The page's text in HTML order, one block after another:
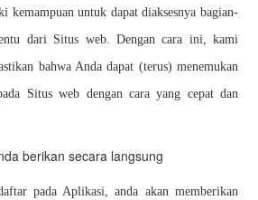
kemampuan untuk dapat diaksesnya bagian-
dari Situs web. Dengan cara ini, kami
bahwa Anda dapat (terus) menemukan
Situs web dengan cara yang cepat dan
berikan secara langsung
pada Aplikasi, anda akan memberikan